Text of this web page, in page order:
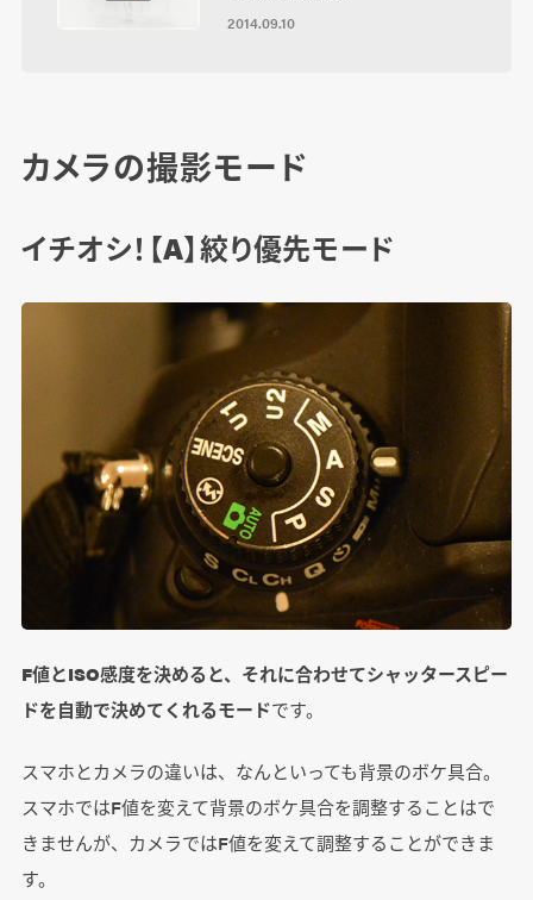
2014.09.10
カメラの撮影モード
イチオシ！【A】絞り優先モード
F値とISO感度を決めると、それに合わせてシャッタースピー
ドを自動で決めてくれるモードです。
スマホとカメラの違いは、なんといっても背景のボケ具合。
スマホではF値を変えて背景のボケ具合を調整することはで
きませんが、カメラではF値を変えて調整することができま
す。